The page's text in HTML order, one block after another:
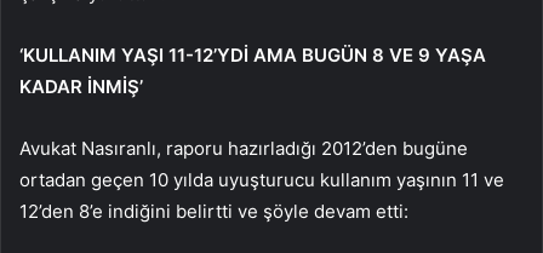
‘KULLANIM YAŞI 11-12’YDİ AMA BUGÜN 8 VE 9 YAŞA
KADAR İNMİŞ’
Avukat Nasıranlı, raporu hazırladığı 2012’den bugüne
ortadan geçen 10 yılda uyuşturucu kullanım yaşının 11 ve
12’den 8’e indiğini belirtti ve şöyle devam etti: